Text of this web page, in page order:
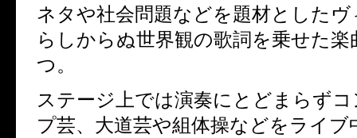
ネタや社会問題などを題材とした
らしからぬ世界観の歌詞を乗せた楽
つ。
ステージ上では演奏にとどまらず
プ芸、大道芸や組体操などをライブ